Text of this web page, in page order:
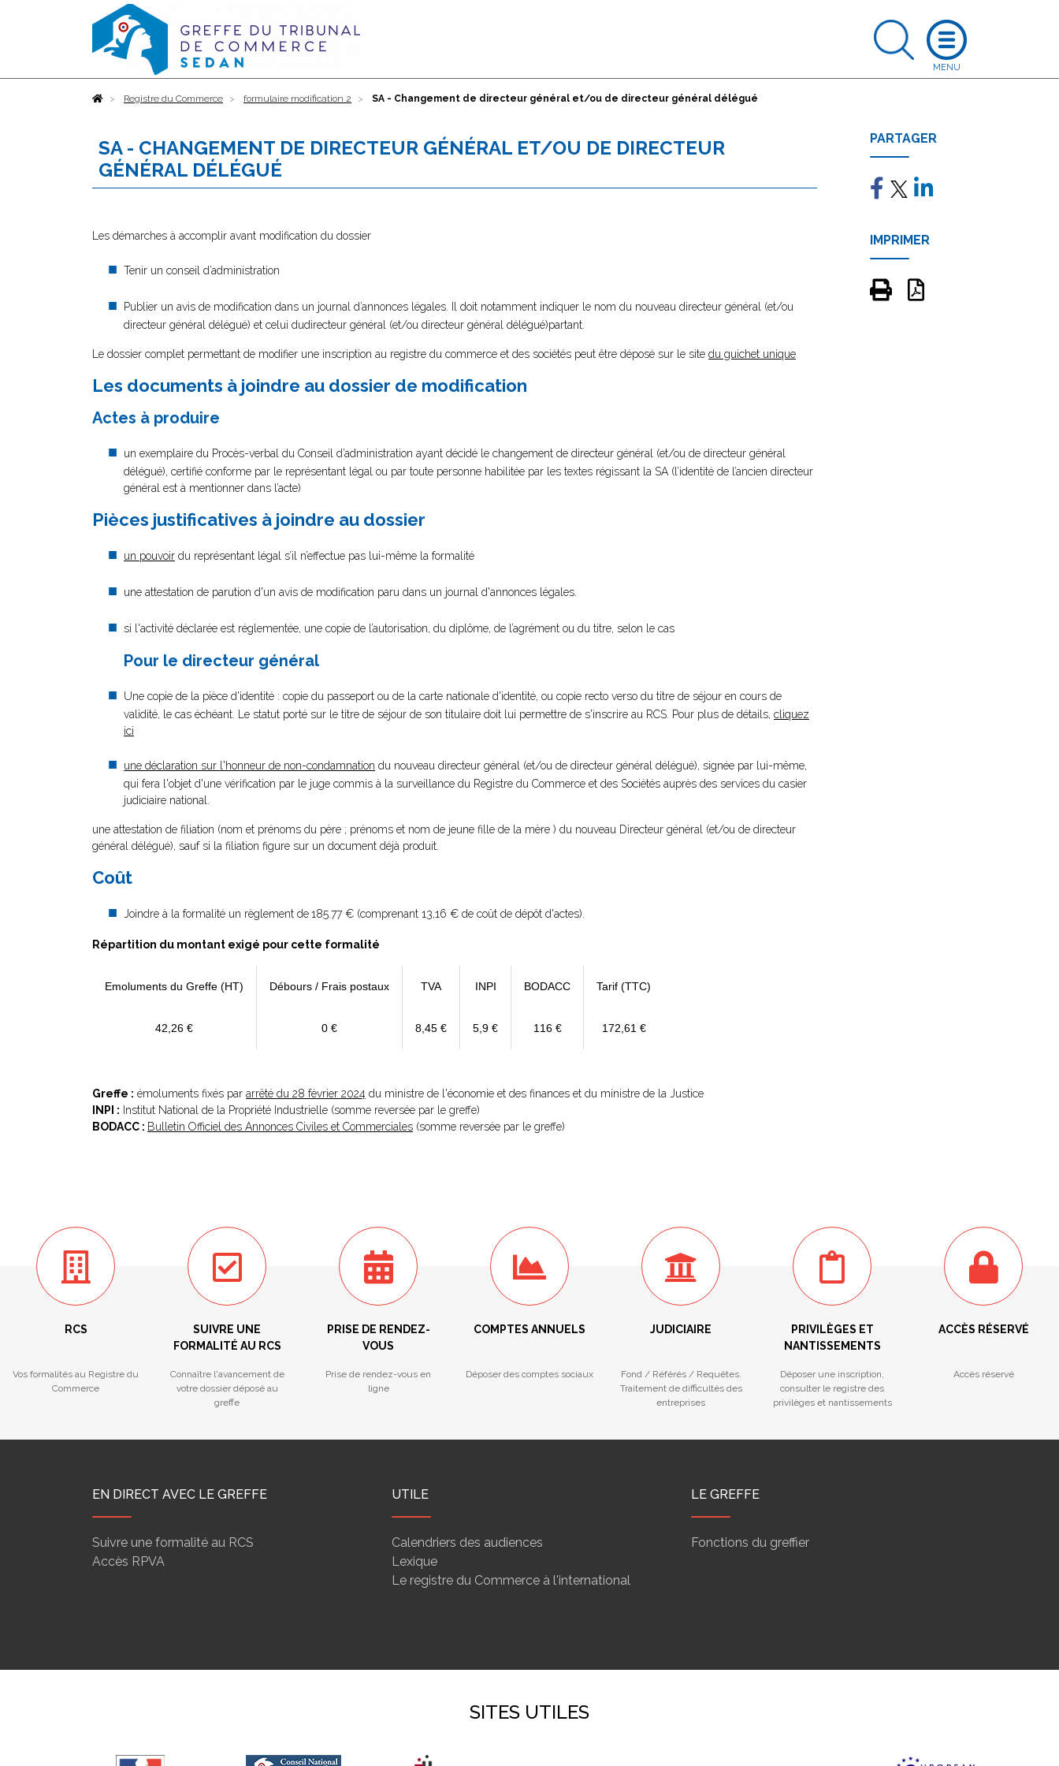
AccueilRegistre du Commerce formulaire modification 2 SA - Changement de directeur général et/ou de directeur général délégué
SA - CHANGEMENT DE DIRECTEUR GÉNÉRAL ET/OU DE DIRECTEUR
GÉNÉRAL DÉLÉGUÉ
Les démarches à accomplir avant modification du dossier
Tenir un conseil d’administration
Publier un avis de modification dans un journal d’annonces légales. Il doit notamment indiquer le nom du nouveau directeur général (et/ou
directeur général délégué) et celui dudirecteur général (et/ou directeur général délégué)partant.
Le dossier complet permettant de modifier une inscription au registre du commerce et des sociétés peut être déposé sur le site du guichet unique
Les documents à joindre au dossier de modification
Actes à produire
un exemplaire du Procès-verbal du Conseil d’administration ayant décidé le changement de directeur général (et/ou de directeur général
délégué), certifié conforme par le représentant légal ou par toute personne habilitée par les textes régissant la SA (l’identité de l’ancien directeur
général est à mentionner dans l’acte)
Pièces justificatives à joindre au dossier
un pouvoir du représentant légal s’il n’effectue pas lui-même la formalité
une attestation de parution d'un avis de modification paru dans un journal d'annonces légales.
si l'activité déclarée est réglementée, une copie de l’autorisation, du diplôme, de l’agrément ou du titre, selon le cas
Pour le directeur général
Une copie de la pièce d'identité : copie du passeport ou de la carte nationale d'identité, ou copie recto verso du titre de séjour en cours de
validité, le cas échéant. Le statut porté sur le titre de séjour de son titulaire doit lui permettre de s'inscrire au RCS. Pour plus de détails, cliquez
ici
une déclaration sur l'honneur de non-condamnation du nouveau directeur général (et/ou de directeur général délégué), signée par lui-même,
qui fera l'objet d'une vérification par le juge commis à la surveillance du Registre du Commerce et des Sociétés auprès des services du casier
judiciaire national.
une attestation de filiation (nom et prénoms du père ; prénoms et nom de jeune fille de la mère ) du nouveau Directeur général (et/ou de directeur
général délégué), sauf si la filiation figure sur un document déjà produit.
Coût
Joindre à la formalité un règlement de185.77 € (comprenant 13,16 € de coût de dépôt d'actes).
Répartition du montant exigé pour cette formalité
Emoluments du Greffe (HT) Débours / Frais postaux TVA INPI BODACC Tarif (TTC)
42,26 € 0 € 8,45 € 5,9 € 116 € 172,61 €
Greffe : émoluments fixés par arrêté du 28 février 2024 du ministre de l'économie et des finances et du ministre de la Justice
INPI : Institut National de la Propriété Industrielle (somme reversée par le greffe)
BODACC : Bulletin Officiel des Annonces Civiles et Commerciales (somme reversée par le greffe)
PARTAGER
IMPRIMER
RCS
Vos formalités au Registre du
Commerce
SUIVRE UNE
FORMALITÉ AU RCS
Connaître l'avancement de
votre dossier déposé au
greffe
PRISE DE RENDEZ-
VOUS
Prise de rendez-vous en
ligne
COMPTES ANNUELS
Déposer des comptes sociaux
JUDICIAIRE
Fond / Référés / Requêtes.
Traitement de difficultés des
entreprises
PRIVILÈGES ET
NANTISSEMENTS
Déposer une inscription,
consulter le registre des
privilèges et nantissements
ACCÈS RÉSERVÉ
Accès réservé
EN DIRECT AVEC LE GREFFE
Suivre une formalité au RCS
Accès RPVA
UTILE
Calendriers des audiences
Lexique
Le registre du Commerce à l'international
LE GREFFE
Fonctions du greffier
SITES UTILES